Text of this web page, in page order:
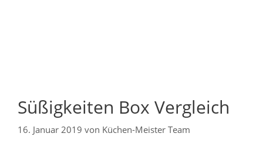
Süßigkeiten Box Vergleich
16. Januar 2019 von Küchen-Meister Team